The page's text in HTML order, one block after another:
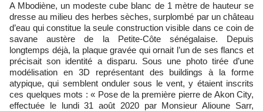
A Mbodiène, un modeste cube blanc de 1 mètre de hauteur se
dresse au milieu des herbes sèches, surplombé par un château
d’eau qui constitue la seule construction visible dans ce coin de
savane austère de la Petite-Côte sénégalaise. Depuis
longtemps déjà, la plaque gravée qui ornait l’un de ses flancs et
précisait son identité a disparu. Sous une photo tirée d’une
modélisation en 3D représentant des buildings à la forme
atypique, qui semblent onduler sous le vent, y étaient inscrits
ces quelques mots : « Pose de la première pierre de Akon City,
effectuée le lundi 31 août 2020 par Monsieur Alioune Sarr,